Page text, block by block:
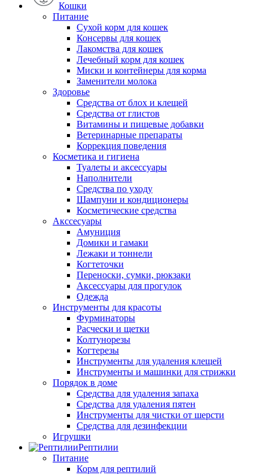
Кошки
Питание
Сухой корм для кошек
Консервы для кошек
Лакомства для кошек
Лечебный корм для кошек
Миски и контейнеры для корма
Заменители молока
Здоровье
Средства от блох и клещей
Средства от глистов
Витамины и пищевые добавки
Ветеринарные препараты
Коррекция поведения
Косметика и гигиена
Туалеты и аксессуары
Наполнители
Средства по уходу
Шампуни и кондиционеры
Косметические средства
Акссесуары
Амуниция
Домики и гамаки
Лежаки и тоннели
Когтеточки
Переноски, сумки, рюкзаки
Аксессуары для прогулок
Одежда
Инструменты для красоты
Фурминаторы
Расчески и щетки
Колтунорезы
Когтерезы
Инструменты для удаления клещей
Инструменты и машинки для стрижки
Порядок в доме
Средства для удаления запаха
Средства для удаления пятен
Инструменты для чистки от шерсти
Средства для дезинфекции
Игрушки
Рептилии
Питание
Корм для рептилий